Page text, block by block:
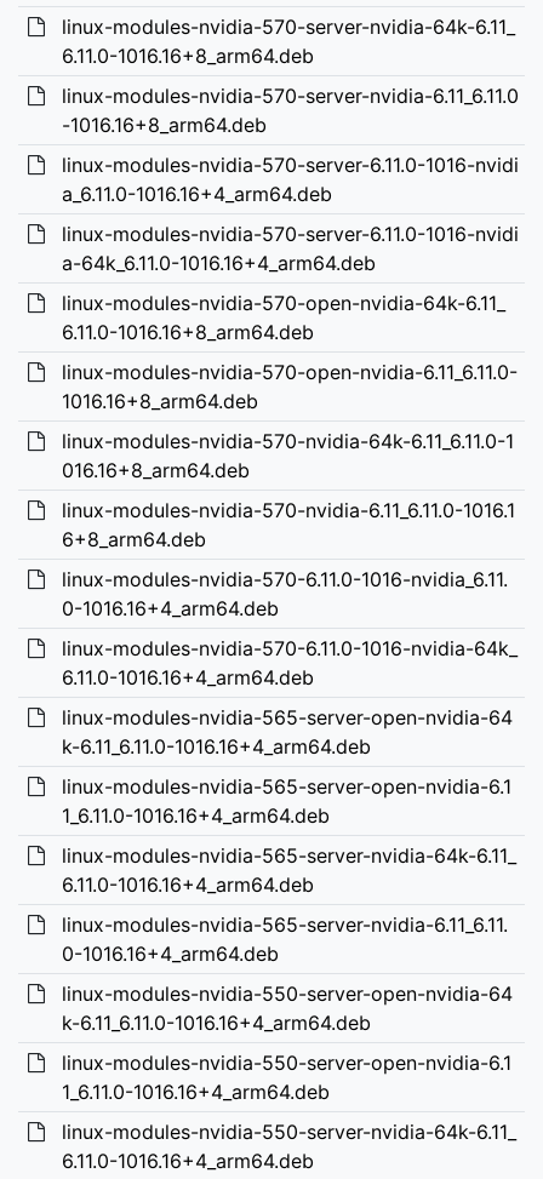
linux-modules-nvidia-570-server-nvidia-64k-6.11_
6.11.0-1016.16+8_arm64.deb
linux-modules-nvidia-570-server-nvidia-6.11_6.11.0
-1016.16+8_arm64.deb
linux-modules-nvidia-570-server-6.11.0-1016-nvidi
a_6.11.0-1016.16+4_arm64.deb
linux-modules-nvidia-570-server-6.11.0-1016-nvidi
a-64k_6.11.0-1016.16+4_arm64.deb
linux-modules-nvidia-570-open-nvidia-64k-6.11_
6.11.0-1016.16+8_arm64.deb
linux-modules-nvidia-570-open-nvidia-6.11_6.11.0-
1016.16+8_arm64.deb
linux-modules-nvidia-570-nvidia-64k-6.11_6.11.0-1
016.16+8_arm64.deb
linux-modules-nvidia-570-nvidia-6.11_6.11.0-1016.1
6+8_arm64.deb
linux-modules-nvidia-570-6.11.0-1016-nvidia_6.11.
0-1016.16+4_arm64.deb
linux-modules-nvidia-570-6.11.0-1016-nvidia-64k_
6.11.0-1016.16+4_arm64.deb
linux-modules-nvidia-565-server-open-nvidia-64
k-6.11_6.11.0-1016.16+4_arm64.deb
linux-modules-nvidia-565-server-open-nvidia-6.1
1_6.11.0-1016.16+4_arm64.deb
linux-modules-nvidia-565-server-nvidia-64k-6.11_
6.11.0-1016.16+4_arm64.deb
linux-modules-nvidia-565-server-nvidia-6.11_6.11.
0-1016.16+4_arm64.deb
linux-modules-nvidia-550-server-open-nvidia-64
k-6.11_6.11.0-1016.16+4_arm64.deb
linux-modules-nvidia-550-server-open-nvidia-6.1
1_6.11.0-1016.16+4_arm64.deb
linux-modules-nvidia-550-server-nvidia-64k-6.11_
6.11.0-1016.16+4_arm64.deb